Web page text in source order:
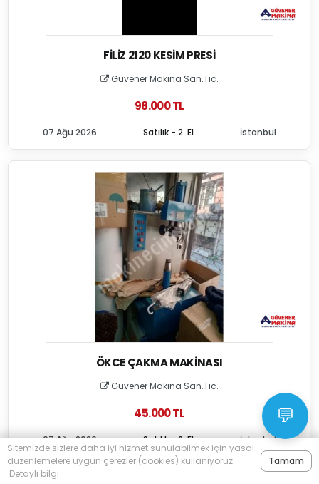
FILIZ 2120 KESIM PRESI
Güvener Makina San.Tic.
98.000 TL
Satılık - 2. El
07 Ağu 2026 İstanbul
ÖKCE ÇAKMA MAKINASI
Güvener Makina San.Tic.
45.000 TL
Satılık - 2. El
07 Ağu 2026 İstanbul
💬
Sitemizde sizlere daha iyi hizmet sunulabilmek için yasal
düzenlemelere uygun çerezler (cookies) kullanıyoruz.
Detaylı bilgi
Tamam